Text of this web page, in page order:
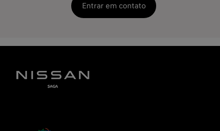
Entrar em contato